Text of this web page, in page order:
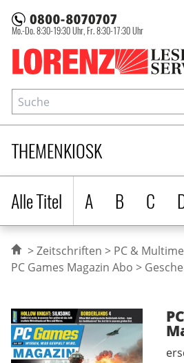
Lorenz
Mo.-Do. 8:30-19:30 Uhr, Fr. 8:30-17:30 Uhr
THEMENKIOSK
Alle Titel
A B C
Suche
Zeitschriftensuche
Zeitschriften
PC &
PC Games Magazin Abo